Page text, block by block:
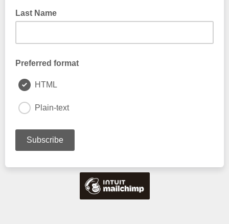
Last Name
Preferred format
HTML
Plain-text